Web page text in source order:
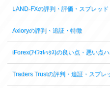
LAND-FXの評判・評価・スプレッド
Axioryの評判・追証・特徴
iForex(ｱｲﾌｫﾚｯｸｽ)の良い点・悪い点
Traders Trustの評判・追証・スプレ